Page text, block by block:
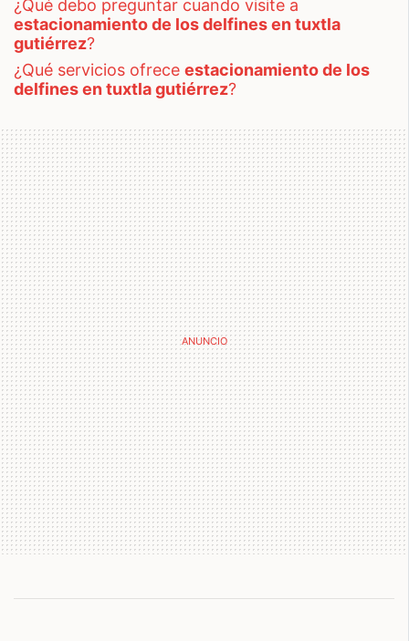
¿qué debo preguntar cuando visite a
estacionamiento de los delfines en tuxtla
gutiérrez?
¿qué servicios ofrece estacionamiento de los
delfines en tuxtla gutiérrez?